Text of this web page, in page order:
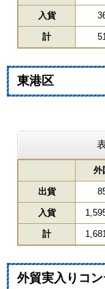
入貨
計
東港区
外
出貨
入貨
計
外貿実入りコ